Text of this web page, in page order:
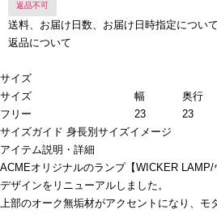
返品不可
送料、お届け日数、お届け日時指定について
返品について
サイズ
サイズ
幅 奥行
フリー
23 23
サイズガイド 身長別サイズイメージ
アイテム説明・詳細
ACMEオリジナルのランプ【WICKER LAMP/
デザインをリニューアルしました。
上部のオーク無垢材がアクセントになり、モ